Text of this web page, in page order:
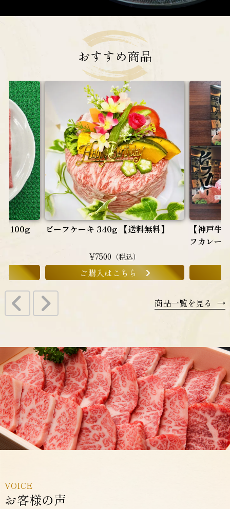
おすすめ商品
100g ビーフケーキ 340g 【送料無料】
¥7500 （税込）
ご購入はこちら
【神戸牛
フカレー
商品一覧を見る →
VOICE
お客様の声